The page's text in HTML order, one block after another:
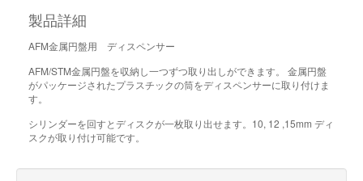
製品詳細
AFM金属円盤用 ディスペンサー
AFM/STM金属円盤を収納し一つずつ取り出しができます。 金属円盤
がパッケージされたプラスチックの筒をディスペンサーに取り付けま
す。
シリンダーを回すとディスクが一枚取り出せます。10, 12 ,15mm ディ
スクが取り付け可能です。